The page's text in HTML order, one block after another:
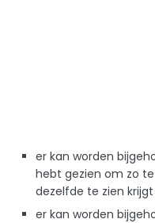
er kan worden
hebt gezien om zo
dezelfde te zien krijgt
er kan worden